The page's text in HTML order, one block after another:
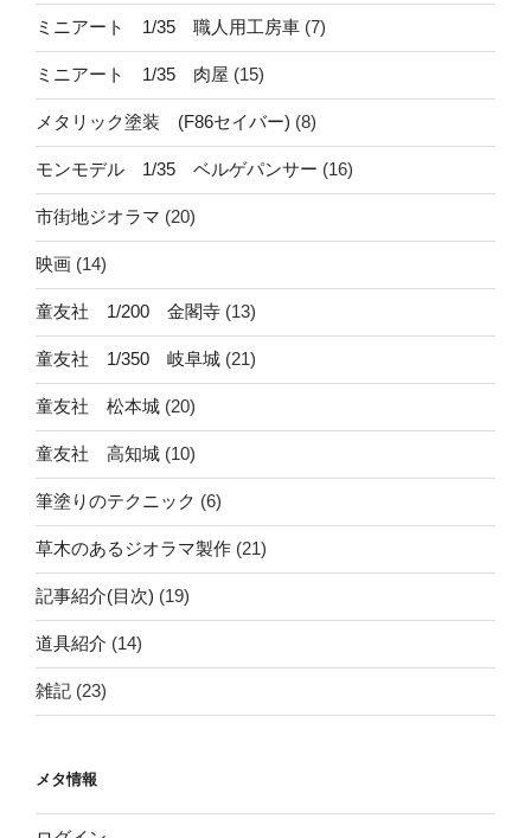
ミニアート 1/35 職人用工房車 (7)
ミニアート 1/35 肉屋 (15)
メタリック塗装 (F86セイバー) (8)
モンモデル 1/35 ベルゲパンサー (16)
市街地ジオラマ (20)
映画 (14)
童友社 1/200 金閣寺 (13)
童友社 1/350 岐阜城 (21)
童友社 松本城 (20)
童友社 高知城 (10)
筆塗りのテクニック (6)
草木のあるジオラマ製作 (21)
記事紹介(目次) (19)
道具紹介 (14)
雑記 (23)
メタ情報